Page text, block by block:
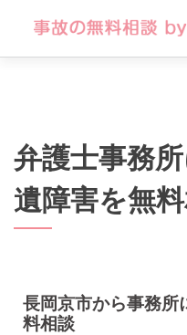
弁護士事務
遺障害を無
長岡京市から事務所
料相談